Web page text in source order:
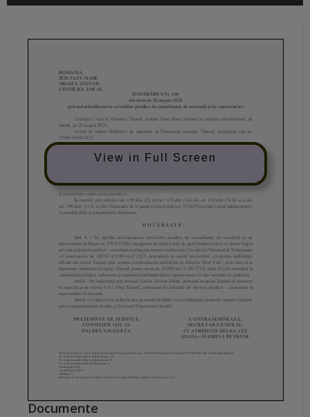
View in Full Screen
Documente